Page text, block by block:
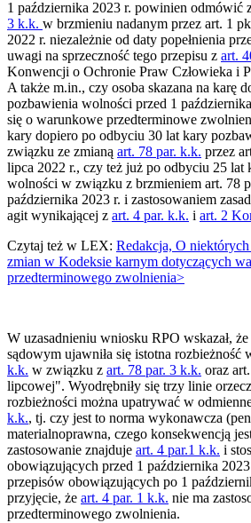
1 października 2023 r. powinien odmówić
3 k.k. w brzmieniu nadanym przez art. 1
2022 r. niezależnie od daty popełnienia
uwagi na sprzeczność tego przepisu z art.
Konwencji o Ochronie Praw Człowieka i
A także m.in., czy osoba skazana na karę
pozbawienia wolności przed 1
się o warunkowe przedterminowe
kary dopiero po odbyciu 30 lat kary
związku ze zmianą art. 78 par. k.k. przez
lipca 2022 r., czy też już po odbyciu 25 lat
wolności w związku z brzmieniem art. 78
października 2023 r. i zastosowaniem
agit wynikającej z art. 4 par. k.k. i art. 2
Czytaj też w LEX: Redakcja, O niektórych
zmian w Kodeksie karnym dotyczących
przedterminowego zwolnienia>
W uzasadnieniu wniosku RPO wskazał,
sądowym ujawniła się istotna rozbieżność
k.k. w związku z art. 78 par. 3 k.k. oraz
lipcowej". Wyodrębniły się trzy linie
rozbieżności można upatrywać w
k.k., tj. czy jest to norma wykonawcza
materialnoprawna, czego konsekwencją
zastosowanie znajduje art. 4 par.1 k.k. i
obowiązujących przed 1 października
przepisów obowiązujących po 1
przyjęcie, że art. 4 par. 1 k.k. nie ma
przedterminowego zwolnienia.